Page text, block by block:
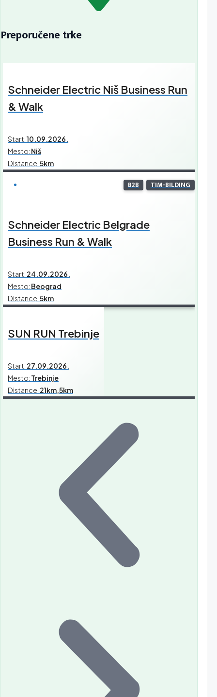
Preporučene trke
Schneider Electric Niš Business Run
& Walk
Start:10.09.2026.
Mesto: Niš
Distance:5km
B2B TIM-BILDING
Schneider Electric Belgrade
Business Run & Walk
Start: 24.09.2026.
Mesto: Beograd
Distance:5km
SUN RUN Trebinje
Start: 27.09.2026.
Mesto: Trebinje
Distance: 21km,5km